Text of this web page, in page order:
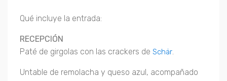
Qué incluye la entrada:
RECEPCIÓN
Paté de girgolas con las crackers de Schär.
Untable de remolacha y queso azul, acompañado